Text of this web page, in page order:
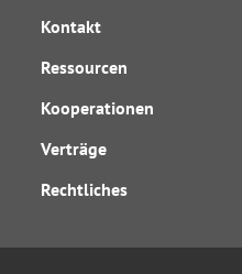
Kontakt
Ressourcen
Kooperationen
Verträge
Rechtliches